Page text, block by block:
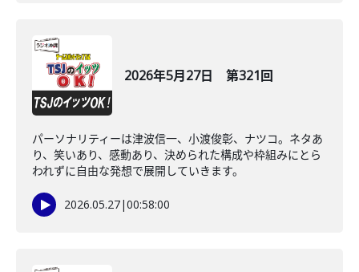
2026年5月27日 第321回
パーソナリティーは津波信一、小渡俊彰、ナツコ。ネタあ
り、笑いあり、感動あり、決められた構成や枠組みにとら
われずに自由な発想で展開していきます。
2026.05.27|00:58:00